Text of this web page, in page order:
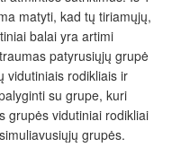
matyti, kad tų tiriamųjų,
balai yra artimi
patyrusiųjų grupė
vidutiniais rodikliais ir
su grupe, kuri
grupės vidutiniai rodikliai
grupės.